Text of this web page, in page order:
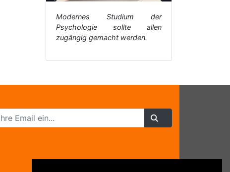
Modernes Studium der
Psychologie sollte allen
zugängig gemacht werden.